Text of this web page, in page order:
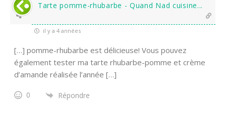
Tarte pomme-rhubarbe - Quand Nad cuisine...
il y a 4 années
[…] pomme-rhubarbe est délicieuse! Vous pouvez
également tester ma tarte rhubarbe-pomme et crème
d’amande réalisée l’année […]
0 Répondre